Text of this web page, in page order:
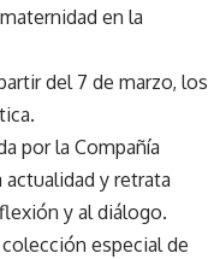
en la
del 7 de marzo, los
por la Compañía
y retrata
y al diálogo.
especial de